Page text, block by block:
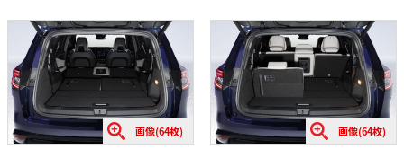
画像(64枚) 画像(64枚)